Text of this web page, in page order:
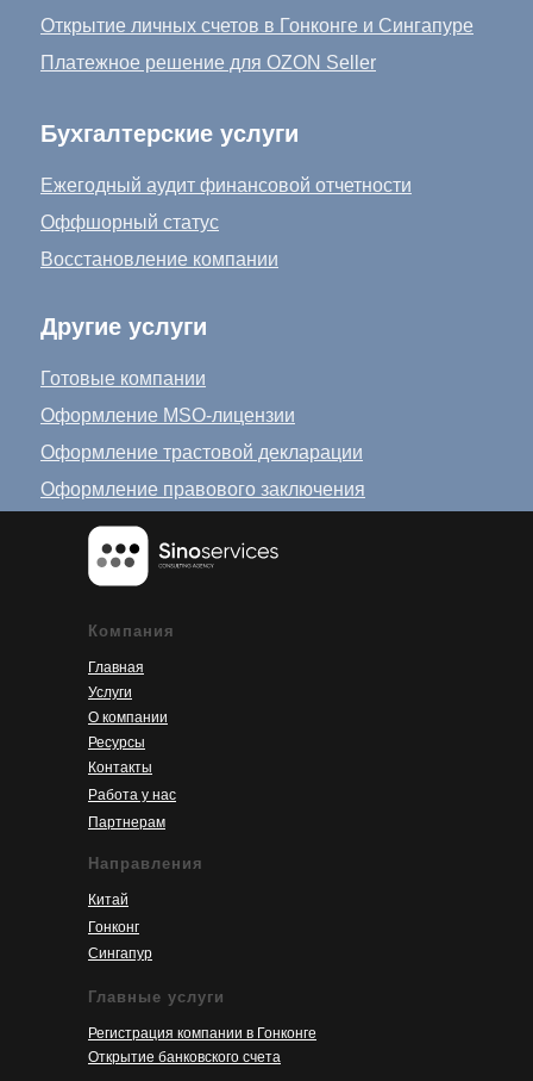
Другие услуги
Готовые компании
Оформление MSO-лицензии
Оформление трастовой декларации
Оформление правового заключения
Платежное решение для OZON Seller
Бухгалтерские услуги
Ежегодный аудит финансовой отчетности
Оффшорный статус
Восстановление компании
Открытие личных счетов в Гонконге и Сингапуре
Компания
Главная
Направления
Китай
Главные услуги
Регистрация компании в Гонконге
Контакты
Открытие банковского счета
Услуги
О компании
Ресурсы
Работа у нас
Партнерам
Гонконг
Сингапур